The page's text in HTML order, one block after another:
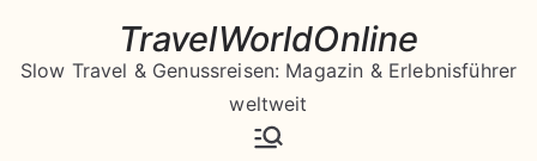
springen
TravelWorldOnline
Slow Travel & Genussreisen: Magazin & Erlebnisführer
weltweit